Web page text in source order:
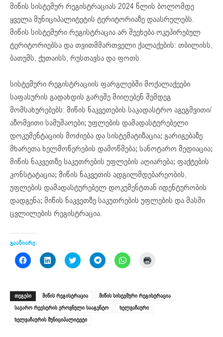
მიწის სისტემურ რეგისტრაციას 2024 წლის ბოლომდე
ყველა მუნიციპალიტეტის ტერიტორიაზე დაასრულებს.
მიწის სისტემური რეგისტრაცია არ შეეხება ოკუპირებულ
ტერიტორიებსა და თვითმმართველი ქალაქების: თბილისს,
ბათუმს, ქუთაისს, რუსთავსა და ფოთს.
სისტემური რეგისტრაციის ფარგლებში მოქალაქეები
საფასურის გადახდის გარეშე მიიღებენ შემდეგ
მომსახურებებს: მიწის ნაკვეთების საკადასტრო აგეგმვითი/
აზომვითი სამუშაოები; უფლების დამადასტურებელი
დოკუმენტაციის მოძიება და სისტემატიზაცია; გარიგებაზე
მხარეთა ხელმოწერების დამოწმება; სანოტარო მედიაცია;
მიწის ნაკვეთზე საკუთრების უფლების აღიარება; ფაქტების
კონსტატაცია; მიწის ნაკვეთის ადგილმდებარეობის,
უფლების დამადასტურებელ დოკუმენტთან იდენტურობის
დადგენა; მიწის ნაკვეთზე საკუთრების უფლების და მასში
ცვლილების რეგისტრაცია.
გააზიარე:
Click
to
(Opens
in
new
window)
Click
to
(Opens
in
new
window)
Click
to
in
new
window)
Click
to
(Opens
in
new
window)
Click
to
(Opens
in
new
window)
new
window)
ᲗᲔᲒᲔᲑᲘ მიწის რეგისტრაცია
მიწის სისტემური რეგისტრაცია
საჯარო რეესტრის ეროვნული სააგენტო
ხელვაჩაური
ხელვაჩაურის მუნიციპალიტეტი